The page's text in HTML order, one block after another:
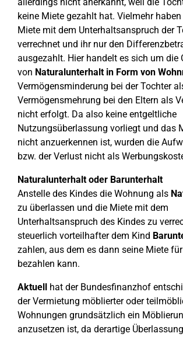
keine Miete gezahlt hat. Vielmehr
Miete mit dem Unterhaltsanspruch der
verrechnet und ihr nur den
ausgezahlt. Hier handelt es sich um die
von Naturalunterhalt in Form von
Vermögensminderung bei der Tochter
Vermögensmehrung bei den Eltern als
nicht erfolgt. Da also keine entgeltliche
Nutzungsüberlassung vorliegt und das
nicht anzuerkennen ist, wurden die
bzw. der Verlust nicht als
Naturalunterhalt oder Barunterhalt
Anstelle des Kindes die Wohnung als
zu überlassen und die Miete mit dem
Unterhaltsanspruch des Kindes zu
steuerlich vorteilhafter dem Kind
zahlen, aus dem es dann seine Miete
bezahlen kann.
Aktuell hat der Bundesfinanzhof
der Vermietung möblierter oder
Wohnungen grundsätzlich ein
anzusetzen ist, da derartige